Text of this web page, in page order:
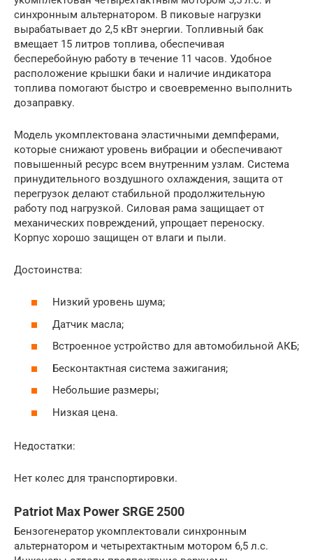
синхронным альтернатором. В пиковые нагрузки
вырабатывает до 2,5 кВт энергии. Топливный бак
вмещает 15 литров топлива, обеспечивая
бесперебойную работу в течение 11 часов. Удобное
расположение крышки баки и наличие индикатора
топлива помогают быстро и своевременно выполнить
дозаправку.
Модель укомплектована эластичными демпферами,
которые снижают уровень вибрации и обеспечивают
повышенный ресурс всем внутренним узлам. Система
принудительного воздушного охлаждения, защита от
перегрузок делают стабильной продолжительную
работу под нагрузкой. Силовая рама защищает от
механических повреждений, упрощает переноску.
Корпус хорошо защищен от влаги и пыли.
Достоинства:
Низкий уровень шума;
Датчик масла;
Встроенное устройство для автомобильной АКБ;
Бесконтактная система зажигания;
Небольшие размеры;
Низкая цена.
Недостатки:
Нет колес для транспортировки.
Patriot Max Power SRGE 2500
Бензогенератор укомплектовали синхронным
альтернатором и четырехтактным мотором 6,5 л.с.